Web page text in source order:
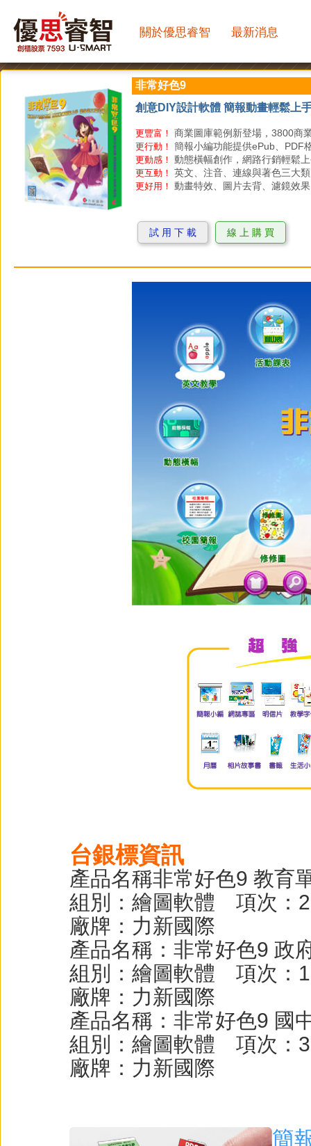
關於優思睿智 最新消息
非常好色9
創意DIY設計軟體 簡報動畫輕鬆上
更豐富！ 商業圖庫範例新登場，3800商
更行動！ 簡報小編功能提供ePub、PDF
更動感！ 動態橫幅創作，網路行銷輕鬆
更互動！ 英文、注音、連線與著色三大
更好用！ 動畫特效、圖片去背、濾鏡效
試 用 下 載 線 上 購 買
台銀標資訊
產品名稱非常好色9 教育
組別：繪圖軟體 項次：2
廠牌：力新國際
產品名稱：非常好色9 政
組別：繪圖軟體 項次：1
廠牌：力新國際
產品名稱：非常好色9 國
組別：繪圖軟體 項次：3
廠牌：力新國際
簡